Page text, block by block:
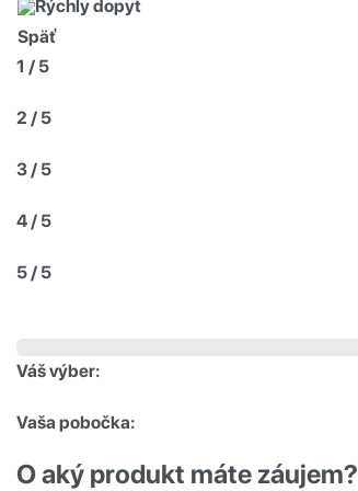
Rýchly dopyt
Späť
1 / 5
2 / 5
3 / 5
4 / 5
5 / 5
Váš výber:
Vaša pobočka:
O aký produkt máte záujem?